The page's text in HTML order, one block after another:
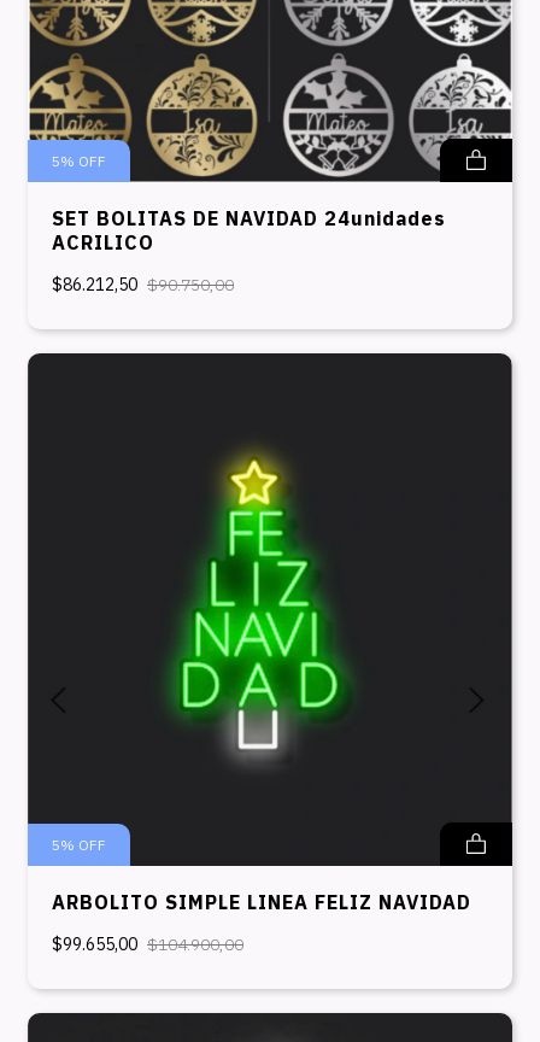
5% OFF
SET BOLITAS DE NAVIDAD 24unidades
ACRILICO
$86.212,50 $90.750,00
5% OFF
ARBOLITO SIMPLE LINEA FELIZ NAVIDAD
$99.655,00 $104.900,00